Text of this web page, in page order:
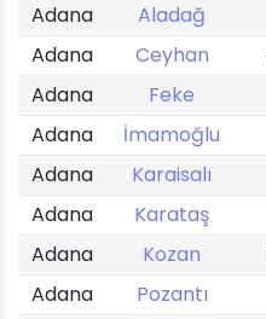
Adana
Aladağ
Adana
Ceyhan
Adana
Feke
Adana
İmamoğlu
Adana
Karaisalı
Adana
Karataş
Adana
Kozan
Adana
Pozantı